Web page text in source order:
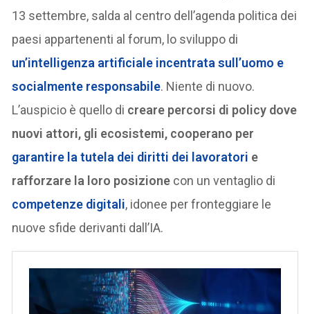
13 settembre, salda al centro dell’agenda politica dei
paesi appartenenti al forum, lo sviluppo di
un’intelligenza artificiale incentrata sull’uomo e
socialmente responsabile. Niente di nuovo.
L’auspicio è quello di creare percorsi di policy dove
nuovi attori, gli ecosistemi, cooperano per
garantire la tutela dei diritti dei lavoratori e
rafforzare la loro posizione con un ventaglio di
competenze digitali, idonee per fronteggiare le
nuove sfide derivanti dall’IA.